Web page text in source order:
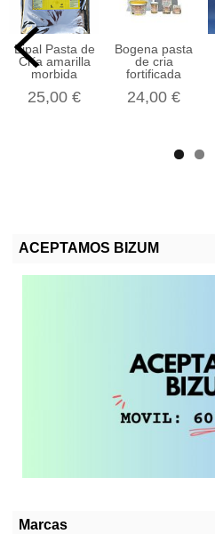
ACEPTAMOS BIZUM
Marcas
Bipal Pasta de
Cría amarilla
morbida
25,00 €
Bogena pasta
de cria
fortificada
24,00 €